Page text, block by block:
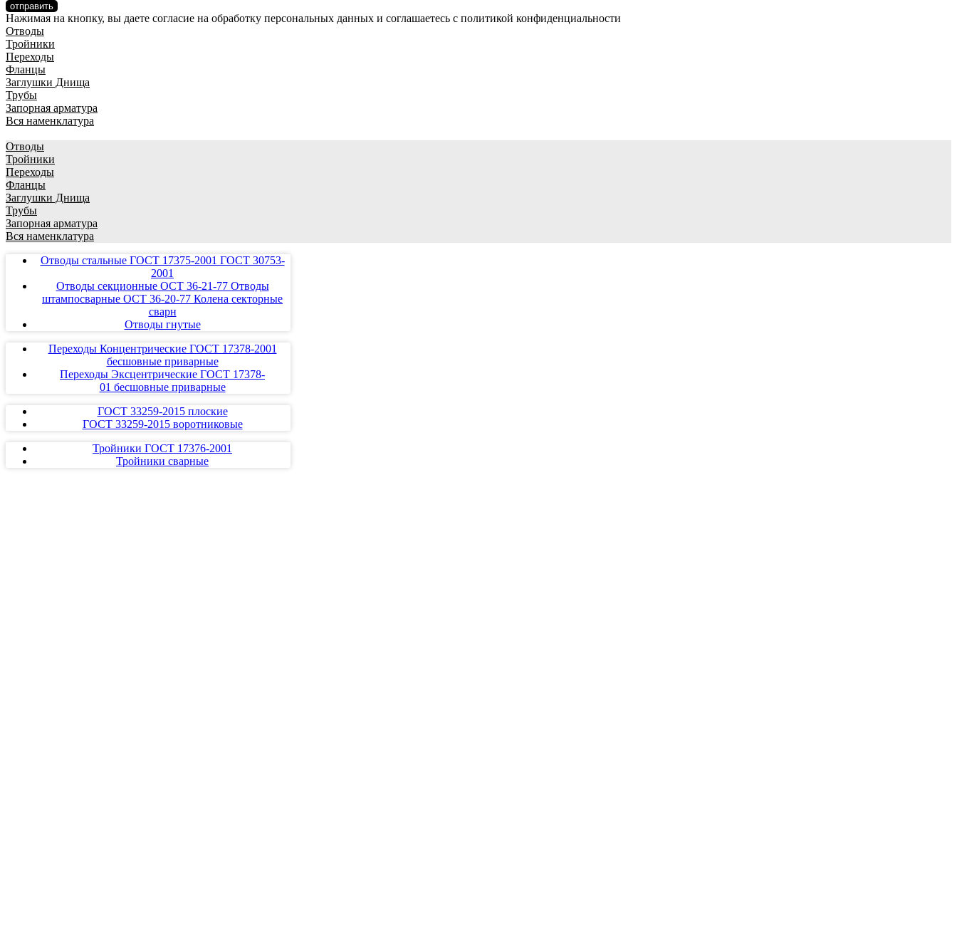
отправить
Нажимая на кнопку, вы даете согласие на обработку персональных данных и соглашаетесь c политикой конфиденциальности
Отводы
Тройники
Переходы
Фланцы
Заглушки Днища
Трубы
Запорная арматура
Вся наменклатура
Отводы
Тройники
Переходы
Фланцы
Заглушки Днища
Трубы
Запорная арматура
Вся наменклатура
Отводы стальные ГОСТ 17375-2001 ГОСТ 30753-
2001
Отводы секционные ОСТ 36-21-77 Отводы
штампосварные ОСТ 36-20-77 Колена секторные
сварн
Отводы гнутые
Переходы Концентрические ГОСТ 17378-2001
бесшовные приварные
Переходы Эксцентрические ГОСТ 17378-
01 бесшовные приварные
ГОСТ 33259-2015 плоские
ГОСТ 33259-2015 воротниковые
Тройники ГОСТ 17376-2001
Тройники сварные